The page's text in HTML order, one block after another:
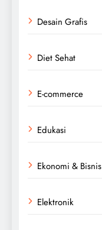
Desain Grafis
Diet Sehat
E-commerce
Edukasi
Ekonomi & Bisnis
Elektronik